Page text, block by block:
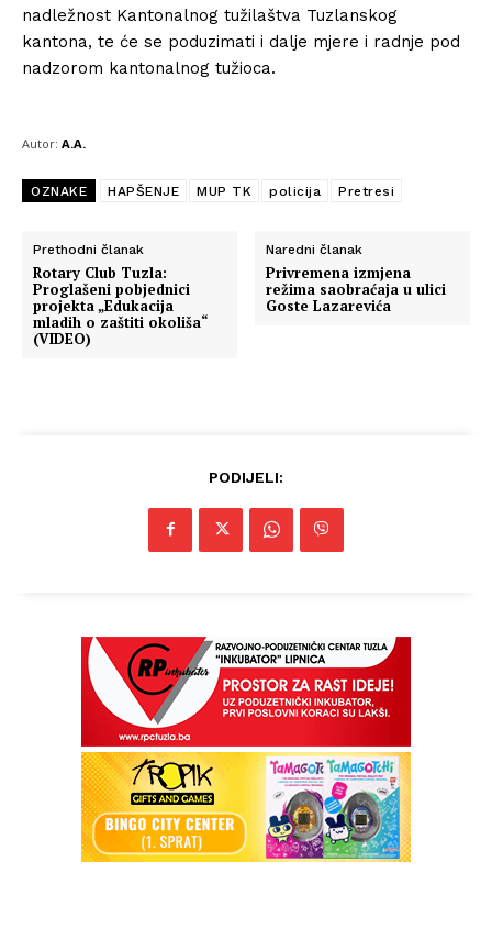
nadležnost Kantonalnog tužilaštva Tuzlanskog
kantona, te će se poduzimati i dalje mjere i radnje pod
nadzorom kantonalnog tužioca.
Autor: A.A.
OZNAKE HAPŠENJE MUP TK policija Pretresi
Prethodni članak
Rotary Club Tuzla:
Proglašeni pobjednici
projekta „Edukacija
mladih o zaštiti okoliša“
(VIDEO)
Naredni članak
Privremena izmjena
režima saobraćaja u ulici
Goste Lazarevića
PODIJELI: